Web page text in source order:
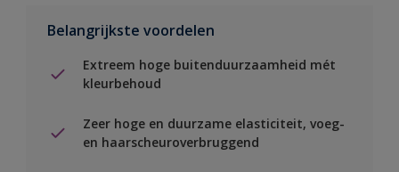
Belangrijkste voordelen
Extreem hoge buitenduurzaamheid mét
kleurbehoud
Zeer hoge en duurzame elasticiteit, voeg-
en haarscheuroverbruggend